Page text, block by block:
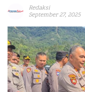
Redaksi
September 27, 2025